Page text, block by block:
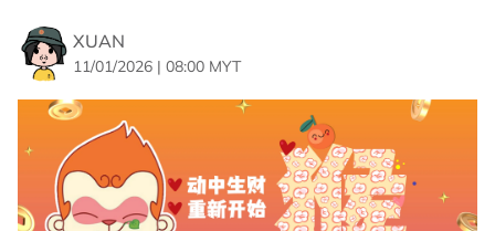
XUAN
11/01/2026 | 08:00 MYT